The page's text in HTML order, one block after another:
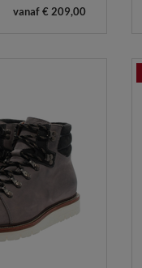
vanaf € 209,00